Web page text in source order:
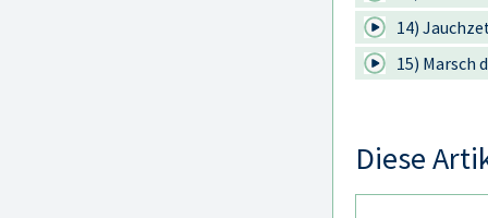
14)
15) Marsch
Diese